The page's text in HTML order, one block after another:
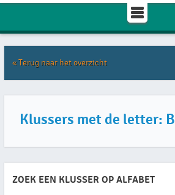
« Terug naar het overzicht
Klussers met de letter: B
ZOEK EEN KLUSSER OP ALFABET